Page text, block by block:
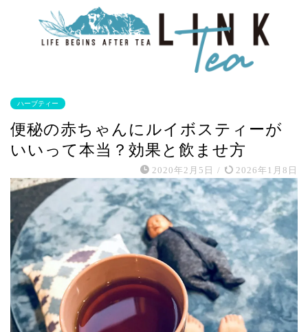
ハーブティー
便秘の赤ちゃんにルイボスティーが
いいって本当？効果と飲ませ方
2020年2月5日 / 2026年1月8日